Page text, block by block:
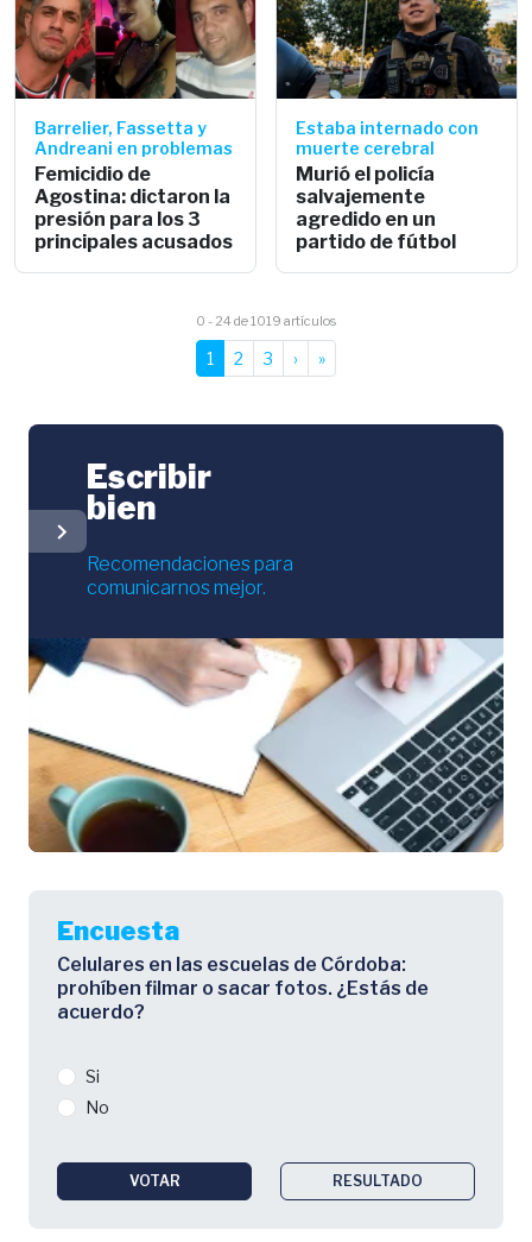
Barrelier, Fassetta y
Andreani en problemas
Femicidio de
Agostina: dictaron la
presión para los 3
principales acusados
Estaba internado con
muerte cerebral
Murió el policía
salvajemente
agredido en un
partido de fútbol
0 - 24 de 1019 artículos
1 2 3 › »
chevron_right
Escribir
bien
Recomendaciones para
comunicarnos mejor.
Encuesta
Celulares en las escuelas de Córdoba:
prohíben filmar o sacar fotos. ¿Estás de
acuerdo?
Si
No
VOTAR RESULTADO